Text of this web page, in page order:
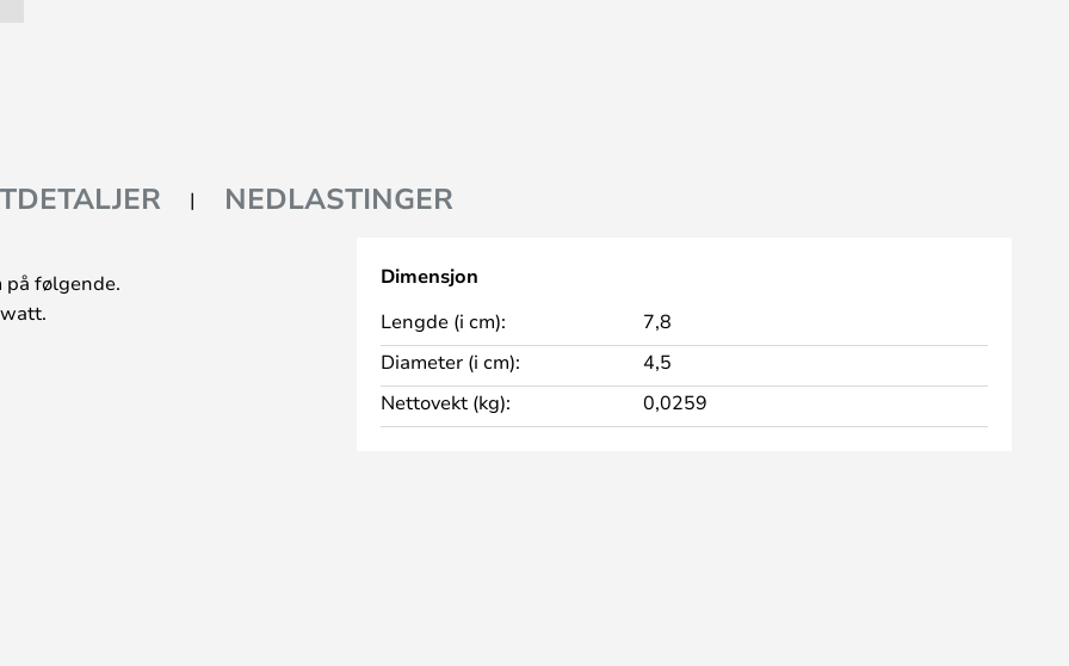
NEDLASTINGER
på følgende.
RA, hvor 100 RA tilsvarer
80 RA.
Dimensjon
Lengde (i cm):
7,8
Diameter (i cm):
4,5
Nettovekt (kg):
0,0259